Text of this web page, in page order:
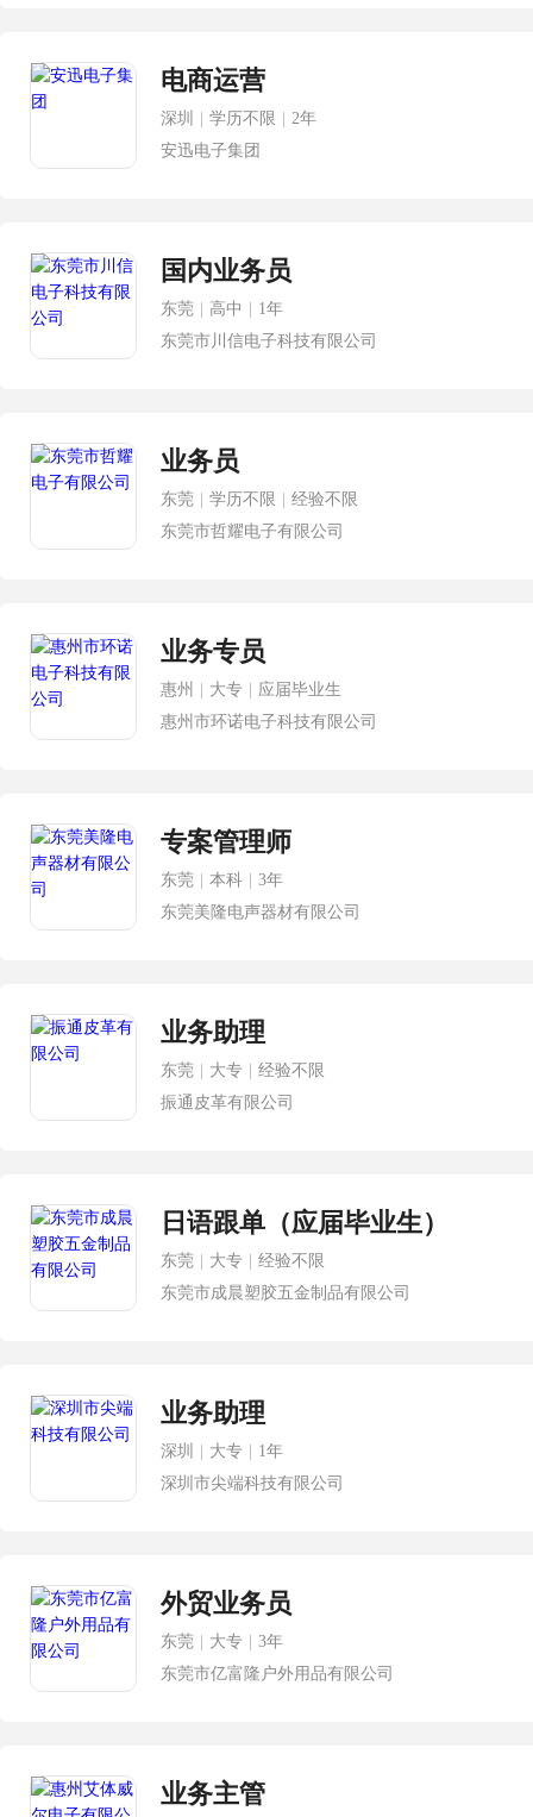
电商运营
深圳 学历不限
2年
安迅电子集团
国内业务员
东莞 高中
1年
东莞市川信电子科技有限公司
业务员
东莞 学历不限
经验不限
东莞市哲耀电子有限公司
业务专员
惠州 大专
应届毕业生
惠州市环诺电子科技有限公司
专案管理师
东莞 本科
3年
东莞美隆电声器材有限公司
业务助理
东莞 大专
经验不限
振通皮革有限公司
日语跟单（应届毕业生）
东莞 大专
经验不限
东莞市成晨塑胶五金制品有限公司
业务助理
深圳 大专
1年
深圳市尖端科技有限公司
外贸业务员
东莞 大专
3年
东莞市亿富隆户外用品有限公司
业务主管